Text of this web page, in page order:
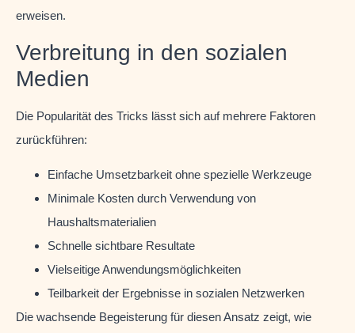
erweisen.
Verbreitung in den sozialen
Medien
Die Popularität des Tricks lässt sich auf mehrere Faktoren
zurückführen:
Einfache Umsetzbarkeit ohne spezielle Werkzeuge
Minimale Kosten durch Verwendung von
Haushaltsmaterialien
Schnelle sichtbare Resultate
Vielseitige Anwendungsmöglichkeiten
Teilbarkeit der Ergebnisse in sozialen Netzwerken
Die wachsende Begeisterung für diesen Ansatz zeigt, wie